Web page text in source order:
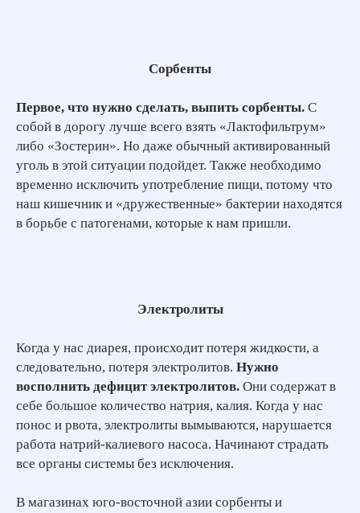
Сорбенты
Первое, что нужно сделать, выпить сорбенты. С
собой в дорогу лучше всего взять «Лактофильтрум»
либо «Зостерин». Но даже обычный активированный
уголь в этой ситуации подойдет. Также необходимо
временно исключить употребление пищи, потому что
наш кишечник и «дружественные» бактерии находятся
в борьбе с патогенами, которые к нам пришли.
Электролиты
Когда у нас диарея, происходит потеря жидкости, а
следовательно, потеря электролитов. Нужно
восполнить дефицит электролитов. Они содержат в
себе большое количество натрия, калия. Когда у нас
понос и рвота, электролиты вымываются, нарушается
работа натрий-калиевого насоса. Начинают страдать
все органы системы без исключения.
В магазинах юго-восточной азии сорбенты и